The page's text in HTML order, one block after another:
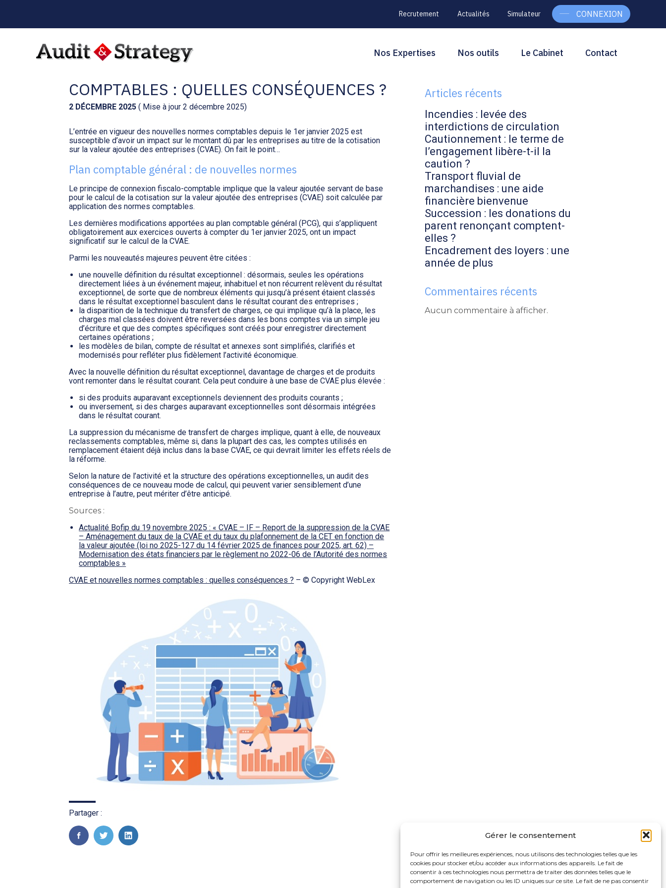
Gérer le consentement
Pour offrir les meilleures expériences, nous utilisons des technologies telles que les
cookies pour stocker et/ou accéder aux informations des appareils. Le fait de
consentir à ces technologies nous permettra de traiter des données telles que le
comportement de navigation ou les ID uniques sur ce site. Le fait de ne pas consentir
sub-
header
Recrutement Actualités Simulateur CONNEXION
Aller
Principal
Nos Expertises Nos outils Le Cabinet Contact
COMPTABLES : QUELLES CONSÉQUENCES ?
2 DÉCEMBRE 2025 ( Mise à jour 2 décembre 2025)
L’entrée en vigueur des nouvelles normes comptables depuis le 1er janvier 2025 est
susceptible d’avoir un impact sur le montant dû par les entreprises au titre de la cotisation
sur la valeur ajoutée des entreprises (CVAE). On fait le point…
Plan comptable général : de nouvelles normes
Le principe de connexion fiscalo-comptable implique que la valeur ajoutée servant de base
pour le calcul de la cotisation sur la valeur ajoutée des entreprises (CVAE) soit calculée par
application des normes comptables.
Les dernières modifications apportées au plan comptable général (PCG), qui s’appliquent
obligatoirement aux exercices ouverts à compter du 1er janvier 2025, ont un impact
significatif sur le calcul de la CVAE.
Parmi les nouveautés majeures peuvent être citées :
une nouvelle définition du résultat exceptionnel : désormais, seules les opérations
directement liées à un événement majeur, inhabituel et non récurrent relèvent du résultat
exceptionnel, de sorte que de nombreux éléments qui jusqu’à présent étaient classés
dans le résultat exceptionnel basculent dans le résultat courant des entreprises ;
la disparition de la technique du transfert de charges, ce qui implique qu’à la place, les
charges mal classées doivent être reversées dans les bons comptes via un simple jeu
d’écriture et que des comptes spécifiques sont créés pour enregistrer directement
certaines opérations ;
les modèles de bilan, compte de résultat et annexes sont simplifiés, clarifiés et
modernisés pour refléter plus fidèlement l’activité économique.
Avec la nouvelle définition du résultat exceptionnel, davantage de charges et de produits
vont remonter dans le résultat courant. Cela peut conduire à une base de CVAE plus élevée :
si des produits auparavant exceptionnels deviennent des produits courants ;
ou inversement, si des charges auparavant exceptionnelles sont désormais intégrées
dans le résultat courant.
La suppression du mécanisme de transfert de charges implique, quant à elle, de nouveaux
reclassements comptables, même si, dans la plupart des cas, les comptes utilisés en
remplacement étaient déjà inclus dans la base CVAE, ce qui devrait limiter les effets réels de
la réforme.
Selon la nature de l’activité et la structure des opérations exceptionnelles, un audit des
conséquences de ce nouveau mode de calcul, qui peuvent varier sensiblement d’une
entreprise à l’autre, peut mériter d’être anticipé.
Sources :
Actualité Bofip du 19 novembre 2025 : « CVAE – IF – Report de la suppression de la CVAE
– Aménagement du taux de la CVAE et du taux du plafonnement de la CET en fonction de
la valeur ajoutée (loi no 2025-127 du 14 février 2025 de finances pour 2025, art. 62) –
Modernisation des états financiers par le règlement no 2022-06 de l’Autorité des normes
comptables »
CVAE et nouvelles normes comptables : quelles conséquences ? – © Copyright WebLex
Partager :
FaceBook
TwitterLinkedIn
Blog
Rechercher
Articles récents
Incendies : levée des
interdictions de circulation
Cautionnement : le terme de
l’engagement libère-t-il la
caution ?
Transport fluvial de
marchandises : une aide
financière bienvenue
Succession : les donations du
parent renonçant comptent-
elles ?
Encadrement des loyers : une
année de plus
Commentaires récents
Aucun commentaire à afficher.